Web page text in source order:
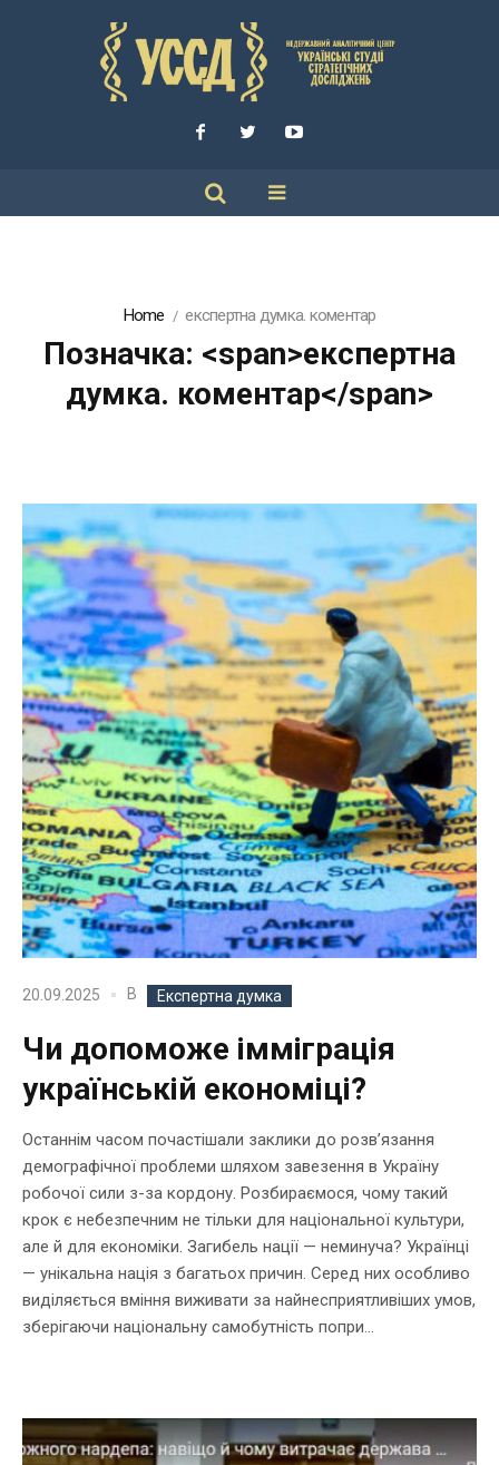
Home експертна думка. коментар
Позначка: <span>експертна
думка. коментар</span>
20.09.2025 В Експертна думка
Чи допоможе імміграція
українській економіці?
Останнім часом почастішали заклики до розв’язання
демографічної проблеми шляхом завезення в Україну
робочої сили з-за кордону. Розбираємося, чому такий
крок є небезпечним не тільки для національної культури,
але й для економіки. Загибель нації — неминуча? Українці
— унікальна нація з багатьох причин. Серед них особливо
виділяється вміння виживати за найнесприятливіших умов,
зберігаючи національну самобутність попри...